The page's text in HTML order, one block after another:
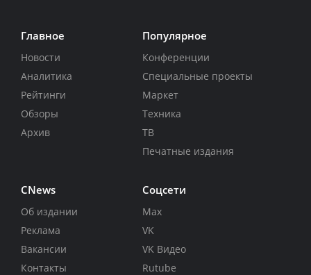
Главное
Новости
Аналитика
Рейтинги
Обзоры
Архив
Популярное
Конференции
Специальные проекты
Маркет
Техника
ТВ
Печатные издания
CNews
Об издании
Реклама
Вакансии
Контакты
Соцсети
Max
VK
VK Видео
Rutube